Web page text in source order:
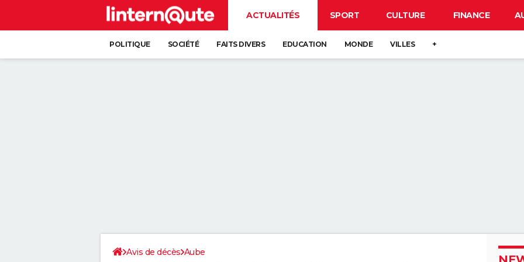
ACTUALITÉS SPORT CULTURE FINANCE
POLITIQUE SOCIÉTÉ FAITS DIVERS EDUCATION MONDE VILLES +
Avis de décès Aube